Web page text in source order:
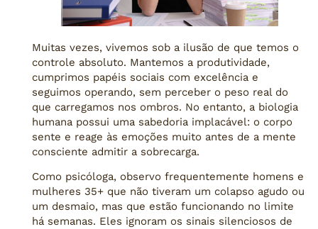
Muitas vezes, vivemos sob a ilusão de que temos o
controle absoluto. Mantemos a produtividade,
cumprimos papéis sociais com excelência e
seguimos operando, sem perceber o peso real do
que carregamos nos ombros. No entanto, a biologia
humana possui uma sabedoria implacável: o corpo
sente e reage às emoções muito antes de a mente
consciente admitir a sobrecarga.
Como psicóloga, observo frequentemente homens e
mulheres 35+ que não tiveram um colapso agudo ou
um desmaio, mas que estão funcionando no limite
há semanas. Eles ignoram os sinais silenciosos de